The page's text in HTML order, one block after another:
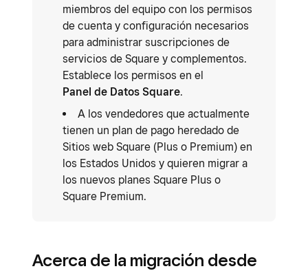
miembros del equipo con los permisos
de cuenta y configuración necesarios
para administrar suscripciones de
servicios de Square y complementos.
Establece los permisos en el
Panel de Datos Square.
A los vendedores que actualmente
tienen un plan de pago heredado de
Sitios web Square (Plus o Premium) en
los Estados Unidos y quieren migrar a
los nuevos planes Square Plus o
Square Premium.
Acerca de la migración desde